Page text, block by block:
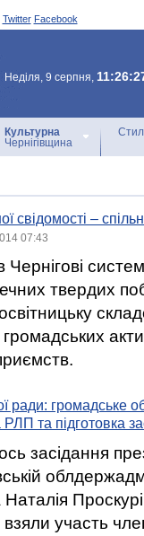
Twitter Facebook
Неділя, 9 серпня,
Культурна
Чернігівщина
свідомості –
07:43
твердих
ради: громадське
та підготовка
засідання
Наталія
участь